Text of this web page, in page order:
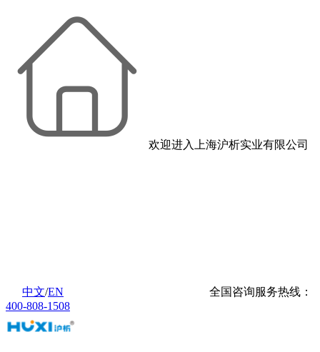
欢迎进入上海沪析实业有限公司
中文/EN
全国咨询服务热线：
400-808-1508